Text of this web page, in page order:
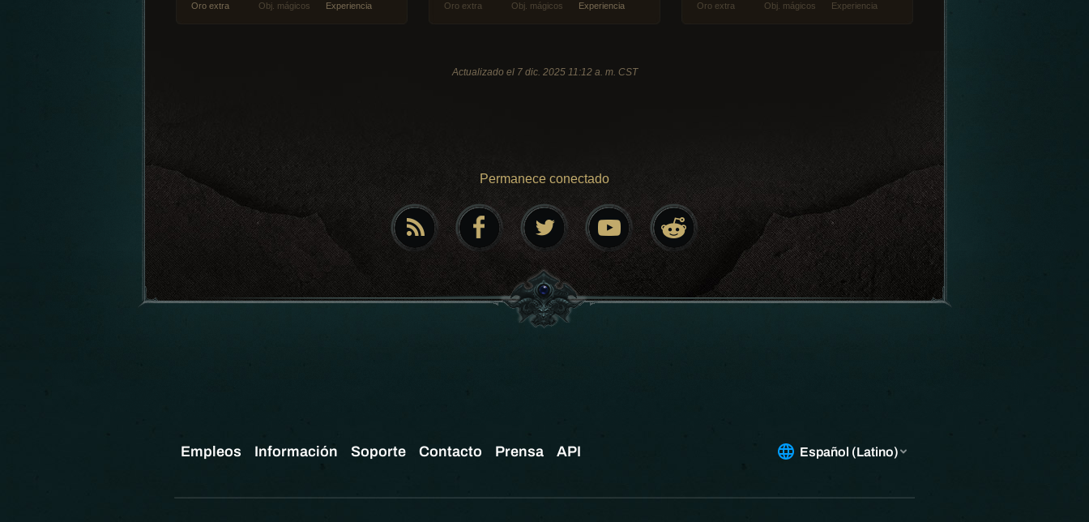
Oro extra Obj. mágicos Experiencia Oro extra Obj. mágicos Experiencia Oro extra Obj. mágicos Experiencia
Actualizado el 7 dic. 2025 11:12 a. m. CST
Permanece conectado